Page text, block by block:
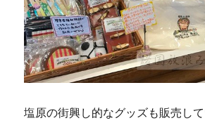
塩原の街興し的なグッズも販売して